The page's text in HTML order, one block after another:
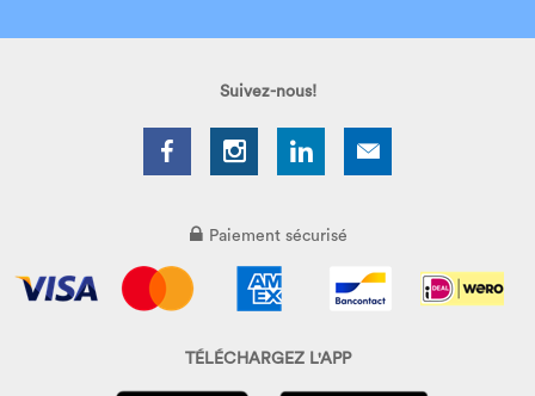
Suivez-nous!
Paiement sécurisé
TÉLÉCHARGEZ L'APP